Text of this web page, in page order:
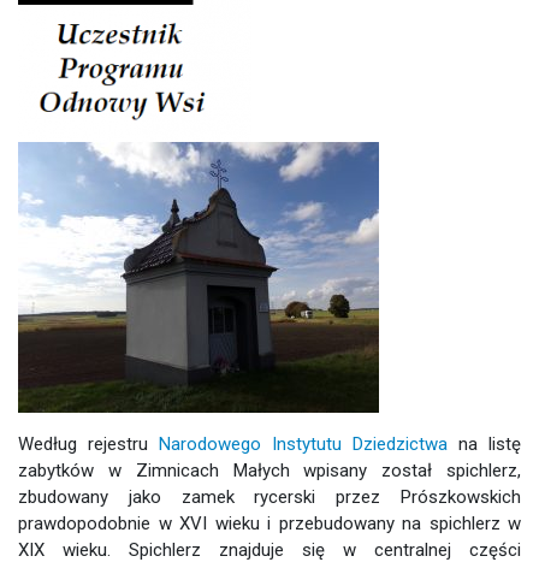
Według rejestru Narodowego Instytutu Dziedzictwa na listę
zabytków w Zimnicach Małych wpisany został spichlerz,
zbudowany jako zamek rycerski przez Prószkowskich
prawdopodobnie w XVI wieku i przebudowany na spichlerz w
XIX wieku. Spichlerz znajduje się w centralnej części